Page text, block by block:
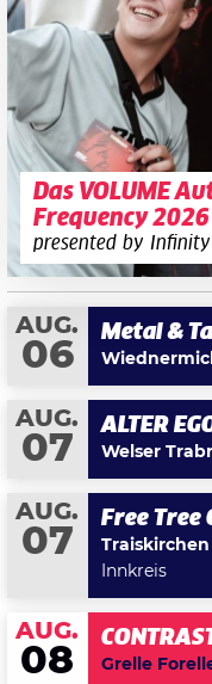
Das VOLUME
Frequency 2026
presented by
AUG.
06
Metal &
AUG.
07
ALTER
Welser
AUG.
07
Free Tree
Innkreis
AUG.
08 Grelle